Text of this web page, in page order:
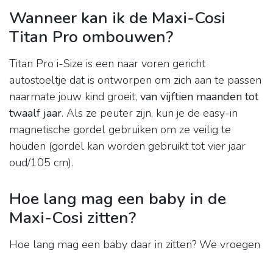
Wanneer kan ik de Maxi-Cosi
Titan Pro ombouwen?
Titan Pro i-Size is een naar voren gericht
autostoeltje dat is ontworpen om zich aan te passen
naarmate jouw kind groeit, van vijftien maanden tot
twaalf jaar. Als ze peuter zijn, kun je de easy-in
magnetische gordel gebruiken om ze veilig te
houden (gordel kan worden gebruikt tot vier jaar
oud/105 cm).
Hoe lang mag een baby in de
Maxi-Cosi zitten?
Hoe lang mag een baby daar in zitten? We vroegen